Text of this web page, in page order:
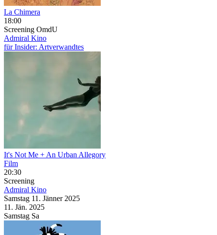
La Chimera
18:00
Screening OmdU
Admiral Kino
für Insider: Artverwandtes
It's Not Me + An Urban Allegory
Film
20:30
Screening
Admiral Kino
Samstag 11. Jänner 2025
11. Jän. 2025
Samstag Sa